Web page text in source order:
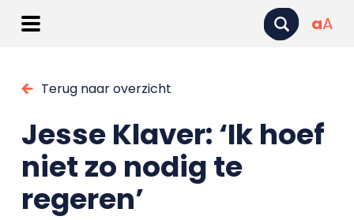
aA
Terug naar overzicht
Jesse Klaver: ‘Ik hoef
niet zo nodig te
regeren’